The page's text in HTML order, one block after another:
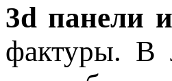
3d панели
фактуры. В